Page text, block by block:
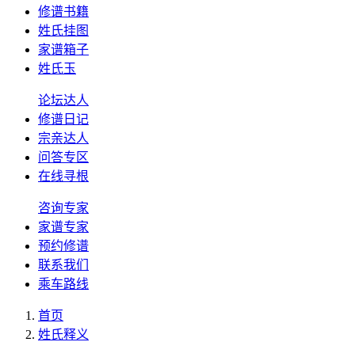
修谱书籍
姓氏挂图
家谱箱子
姓氏玉
论坛达人
修谱日记
宗亲达人
问答专区
在线寻根
咨询专家
家谱专家
预约修谱
联系我们
乘车路线
首页
姓氏释义